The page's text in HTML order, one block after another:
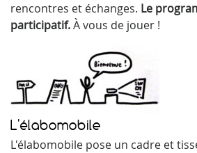
rencontres et échanges. Le
participatif.À vous de jouer !
L'élabomobile
L'élabomobile pose un cadre et